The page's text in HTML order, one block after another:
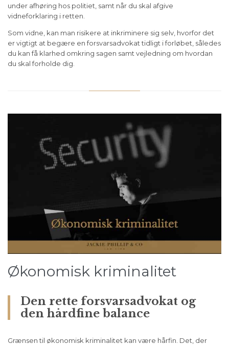
under afhøring hos politiet, samt når du skal afgive
vidneforklaring i retten.
Som vidne, kan man risikere at inkriminere sig selv, hvorfor det
er vigtigt at begære en forsvarsadvokat tidligt i forløbet, således
du kan få klarhed omkring sagen samt vejledning om hvordan
du skal forholde dig.
Økonomisk kriminalitet
Den rette forsvarsadvokat og
den hårdfine balance
Grænsen til økonomisk kriminalitet kan være hårfin. Det, der